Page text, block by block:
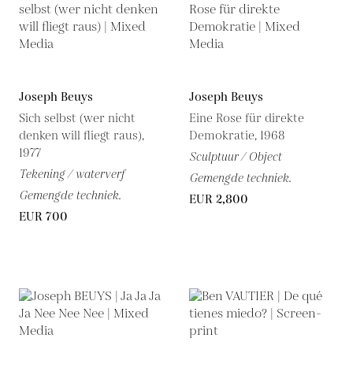
Joseph Beuys
Sich selbst (wer nicht
denken will fliegt raus),
1977
Tekening / waterverf
Gemengde techniek.
EUR 700
Joseph Beuys
Eine Rose für direkte
Demokratie, 1968
Sculptuur / Object
Gemengde techniek.
EUR 2,800